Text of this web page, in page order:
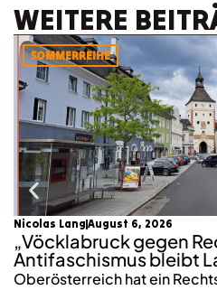
WEITERE
SOMMERREIHE
Nicolas Lang August 6, 2026
„Vöcklabruck gegen
Antifaschismus bleibt
Oberösterreich hat ein